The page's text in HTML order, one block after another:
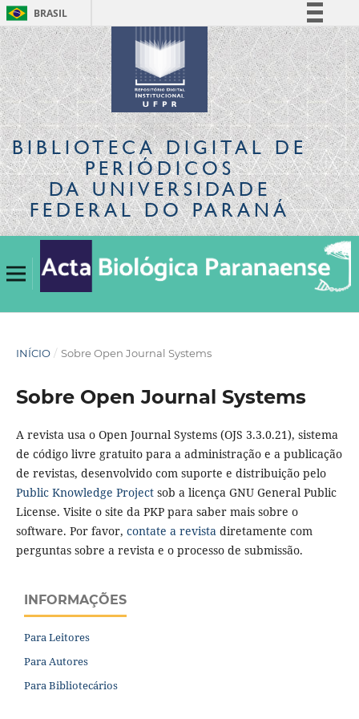
BRASIL
Simplifique!
Comunica BR
Participe
Acesso à informação
Legislação
Canais
BIBLIOTECA DIGITALDE
PERIÓDICOS
DA UNIVERSIDADE
FEDERAL DO PARANÁ
INÍCIO / Sobre Open Journal Systems
Sobre Open Journal Systems
A revista usa o Open Journal Systems (OJS 3.3.0.21), sistema
de código livre gratuito para a administração e a publicação
de revistas, desenvolvido com suporte e distribuição pelo
Public Knowledge Projectsob a licença GNU General Public
License. Visite o site da PKP para saber mais sobre o
software. Por favor, contate a revista diretamente com
perguntas sobre a revista e o processo de submissão.
INFORMAÇÕES
Para Leitores
Para Autores
Para Bibliotecários